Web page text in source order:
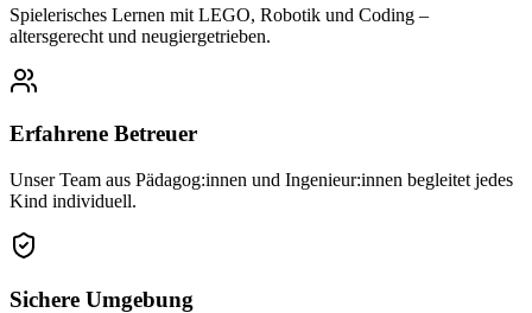
Spielerisches Lernen mit LEGO, Robotik und Coding –
altersgerecht und neugiergetrieben.
Erfahrene Betreuer
Unser Team aus Pädagog:innen und Ingenieur:innen begleitet jedes
Kind individuell.
Sichere Umgebung